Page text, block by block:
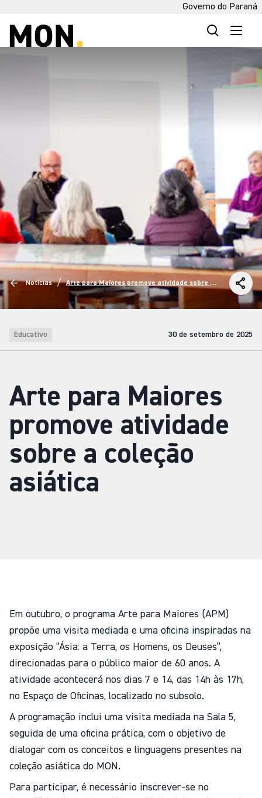
Governo do Paraná
Notícias /
Arte para Maiores promove atividade sobre a
coleção asiática
Educativo 30 de setembro de 2025
Arte para Maiores
promove atividade
sobre a coleção
asiática
Em outubro, o programa Arte para Maiores (APM)
propõe uma visita mediada e uma oficina inspiradas na
exposição “Ásia: a Terra, os Homens, os Deuses”,
direcionadas para o público maior de 60 anos. A
atividade acontecerá nos dias 7 e 14, das 14h às 17h,
no Espaço de Oficinas, localizado no subsolo.
A programação inclui uma visita mediada na Sala 5,
seguida de uma oficina prática, com o objetivo de
dialogar com os conceitos e linguagens presentes na
coleção asiática do MON.
Para participar, é necessário inscrever-se no